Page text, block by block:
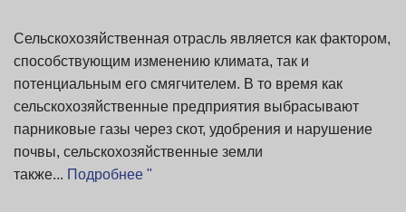
Сельскохозяйственная отрасль является как фактором,
способствующим изменению климата, так и
потенциальным его смягчителем. В то время как
сельскохозяйственные предприятия выбрасывают
парниковые газы через скот, удобрения и нарушение
почвы, сельскохозяйственные земли
также... Подробнее "